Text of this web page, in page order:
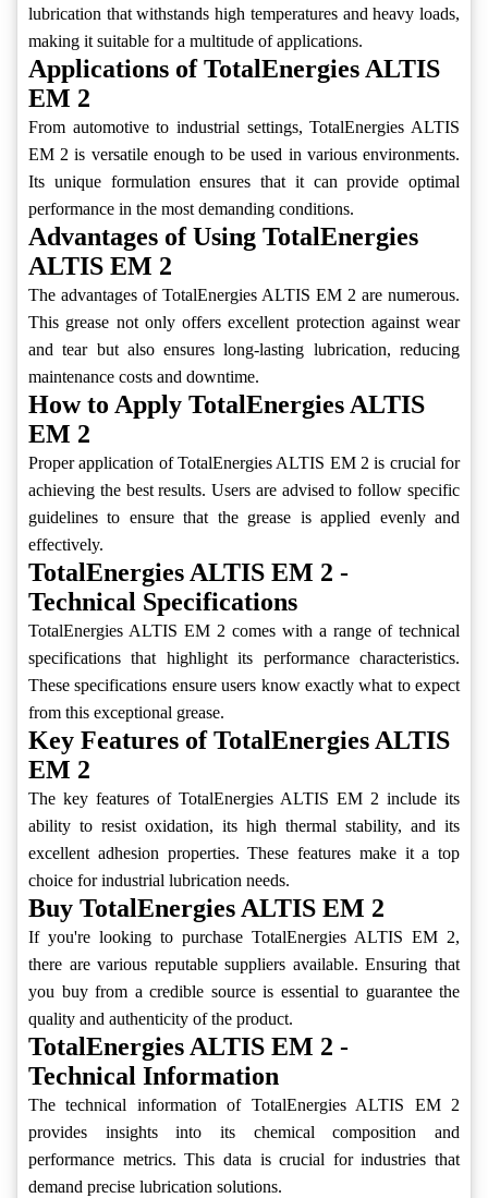
lubrication that withstands high temperatures and heavy loads,
making it suitable for a multitude of applications.
Applications of TotalEnergies ALTIS
EM 2
From automotive to industrial settings, TotalEnergies ALTIS
EM 2 is versatile enough to be used in various environments.
Its unique formulation ensures that it can provide optimal
performance in the most demanding conditions.
Advantages of Using TotalEnergies
ALTIS EM 2
The advantages of TotalEnergies ALTIS EM 2 are numerous.
This grease not only offers excellent protection against wear
and tear but also ensures long-lasting lubrication, reducing
maintenance costs and downtime.
How to Apply TotalEnergies ALTIS
EM 2
Proper application of TotalEnergies ALTIS EM 2 is crucial for
achieving the best results. Users are advised to follow specific
guidelines to ensure that the grease is applied evenly and
effectively.
TotalEnergies ALTIS EM 2 -
Technical Specifications
TotalEnergies ALTIS EM 2 comes with a range of technical
specifications that highlight its performance characteristics.
These specifications ensure users know exactly what to expect
from this exceptional grease.
Key Features of TotalEnergies ALTIS
EM 2
The key features of TotalEnergies ALTIS EM 2 include its
ability to resist oxidation, its high thermal stability, and its
excellent adhesion properties. These features make it a top
choice for industrial lubrication needs.
Buy TotalEnergies ALTIS EM 2
If you're looking to purchase TotalEnergies ALTIS EM 2,
there are various reputable suppliers available. Ensuring that
you buy from a credible source is essential to guarantee the
quality and authenticity of the product.
TotalEnergies ALTIS EM 2 -
Technical Information
The technical information of TotalEnergies ALTIS EM 2
provides insights into its chemical composition and
performance metrics. This data is crucial for industries that
demand precise lubrication solutions.